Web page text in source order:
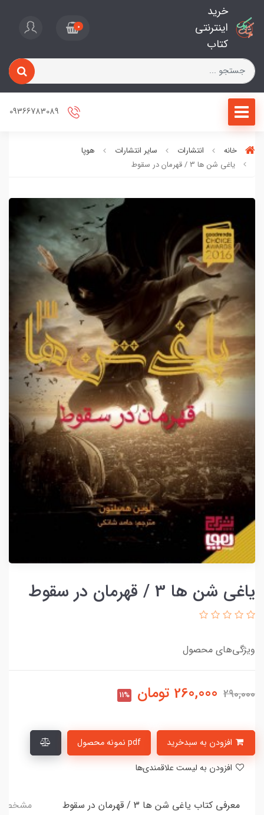
خرید
اینترنتی
کتاب
0
خانه انتشارات سایر انتشارات
هوپا
یاغی شن ها 3 / قهرمان در سقوط
یاغی شن ها 3 / قهرمان در سقوط
ویژگی‌های محصول
290,000
260,000 تومان 11%
pdf نمونه محصول
معرفی کتاب یاغی شن ها 3 / قهرمان در سقوط